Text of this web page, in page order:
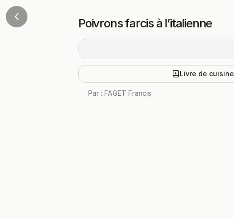
Poivrons farcis à l’italienne
Livre de cuisine
Par : FAGET Francis